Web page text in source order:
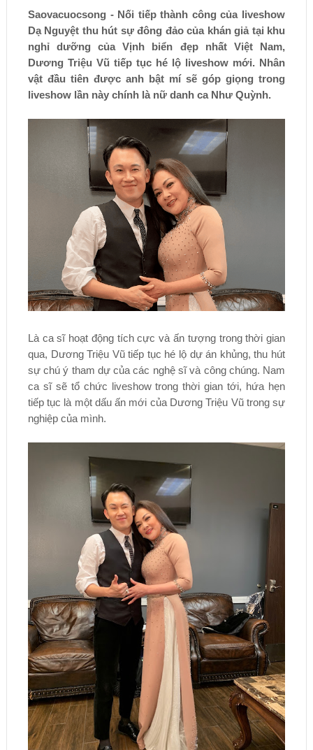
Saovacuocsong - Nối tiếp thành công của liveshow
Dạ Nguyệt thu hút sự đông đảo của khán giả tại khu
nghỉ dưỡng của Vịnh biển đẹp nhất Việt Nam,
Dương Triệu Vũ tiếp tục hé lộ liveshow mới. Nhân
vật đầu tiên được anh bật mí sẽ góp giọng trong
liveshow lần này chính là nữ danh ca Như Quỳnh.
Là ca sĩ hoạt động tích cực và ấn tượng trong thời gian
qua, Dương Triệu Vũ tiếp tục hé lộ dự án khủng, thu hút
sự chú ý tham dự của các nghệ sĩ và công chúng. Nam
ca sĩ sẽ tổ chức liveshow trong thời gian tới, hứa hẹn
tiếp tục là một dấu ấn mới của Dương Triệu Vũ trong sự
nghiệp của mình.